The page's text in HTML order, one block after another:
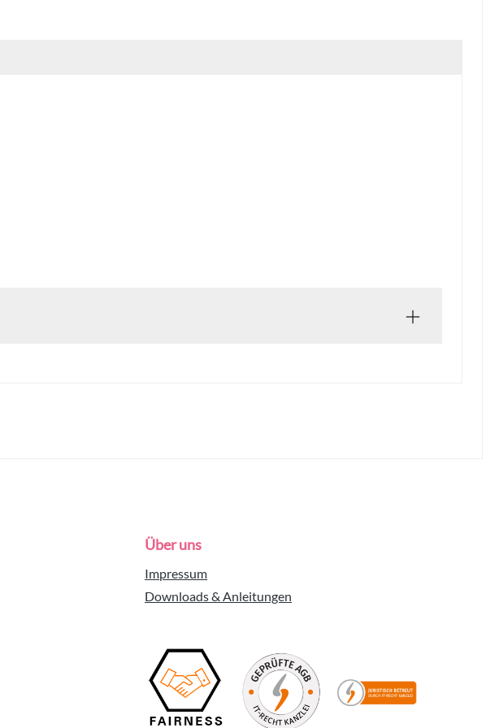
Über uns
Impressum
Downloads & Anleitungen